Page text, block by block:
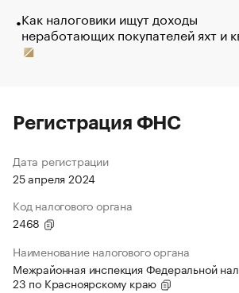
Как налоговики ищут доходы
неработающих покупателей яхт и
Регистрация ФНС
Дата регистрации
25 апреля 2024
Код налогового органа
2468
Наименование налогового органа
Межрайонная инспекция Федеральной
23 по Красноярскому краю